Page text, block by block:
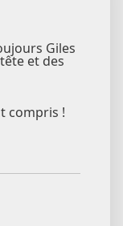
Giles
et des
compris !